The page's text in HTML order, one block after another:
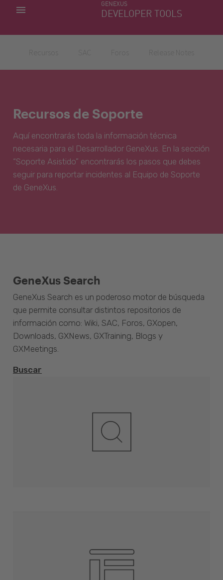
GENEXUS
DEVELOPER TOOLS
MIS APLICACIONES
Recursos de Soporte
Aquí encontrarás toda la información técnica
necesaria para el Desarrollador GeneXus. En la sección
“Soporte Asistido” encontrarás los pasos que debes
seguir para reportar incidentes al Equipo de Soporte
de GeneXus.
GeneXus Search
GeneXus Search es un poderoso motor de búsqueda
que permite consultar distintos repositorios de
información como: Wiki, SAC, Foros, GXopen,
Downloads, GXNews, GXTraining, Blogs y
GXMeetings.
Buscar